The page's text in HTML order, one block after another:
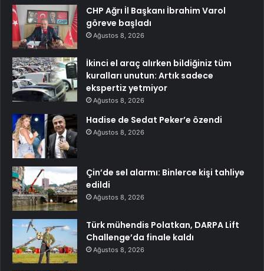
CHP Ağrı İl Başkanı İbrahim Varol
göreve başladı
Ağustos 8, 2026
İkinci el araç alırken bildiğiniz tüm
kuralları unutun: Artık sadece
ekspertiz yetmiyor
Ağustos 8, 2026
Hadise de Sedat Peker’e özendi
Ağustos 8, 2026
Çin’de sel alarmı: Binlerce kişi tahliye
edildi
Ağustos 8, 2026
Türk mühendis Polatkan, DARPA Lift
Challenge’da finale kaldı
Ağustos 8, 2026